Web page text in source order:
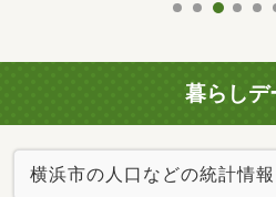
暮らしデ
横浜市の人口などの統計情報